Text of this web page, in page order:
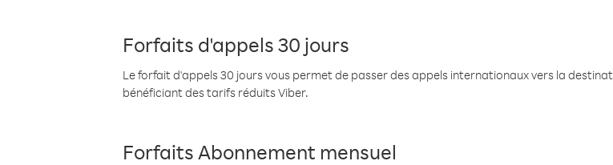
Forfaits d'appels 30 jours
Le forfait d'appels 30 jours vous permet de passer des appels internationaux vers la
bénéficiant des tarifs réduits Viber.
Forfaits Abonnement mensuel